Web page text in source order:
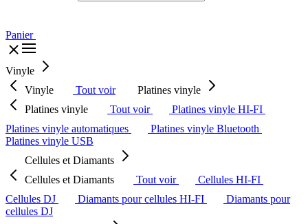
Panier
Vinyle
Vinyle
Tout voir
Platines vinyle
Platines vinyle
Tout voir
Platines vinyle HI-FI
Platines vinyle automatiques
Platines vinyle Bluetooth
Platines vinyle USB
Cellules et Diamants
Cellules et Diamants
Tout voir
Cellules HI-FI
Cellules DJ
Diamants pour cellules HI-FI
Diamants pour
cellules DJ